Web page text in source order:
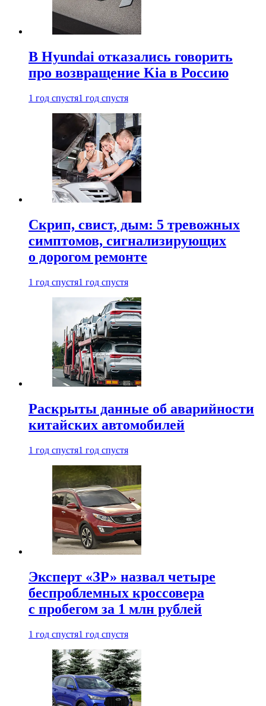
В Hyundai отказались говорить
про возвращение Kia в Россию
1 год спустя1 год спустя
Скрип, свист, дым: 5 тревожных
симптомов, сигнализирующих
о дорогом ремонте
1 год спустя1 год спустя
Раскрыты данные об аварийности
китайских автомобилей
1 год спустя1 год спустя
Эксперт «ЗР» назвал четыре
беспроблемных кроссовера
с пробегом за 1 млн рублей
1 год спустя1 год спустя